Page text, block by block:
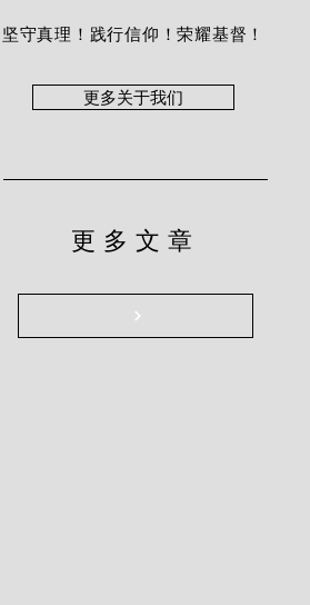
坚守真理！践行信仰！荣耀基督！
更多关于我们
更多文章